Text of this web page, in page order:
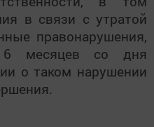
в связи с утратой
правонарушения,
6 месяцев со дня
о таком нарушении